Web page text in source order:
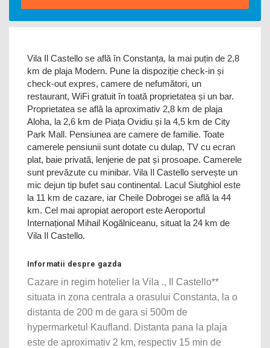
Vila Il Castello se află în Constanța, la mai puțin de 2,8
km de plaja Modern. Pune la dispoziție check-in și
check-out expres, camere de nefumători, un
restaurant, WiFi gratuit în toată proprietatea și un bar.
Proprietatea se află la aproximativ 2,8 km de plaja
Aloha, la 2,6 km de Piața Ovidiu și la 4,5 km de City
Park Mall. Pensiunea are camere de familie. Toate
camerele pensiunii sunt dotate cu dulap, TV cu ecran
plat, baie privată, lenjerie de pat și prosoape. Camerele
sunt prevăzute cu minibar. Vila Il Castello servește un
mic dejun tip bufet sau continental. Lacul Siutghiol este
la 11 km de cazare, iar Cheile Dobrogei se află la 44
km. Cel mai apropiat aeroport este Aeroportul
Internațional Mihail Kogălniceanu, situat la 24 km de
Vila Il Castello.
Informatii despre gazda
Cazare in regim hotelier la Vila ., Il Castello**
situata in zona centrala a orasului Constanta, la o
distanta de 200 m de gara si 500m de
hypermarketul Kaufland. Distanta pana la plaja
este de aproximativ 2 km, respectiv 15 min de